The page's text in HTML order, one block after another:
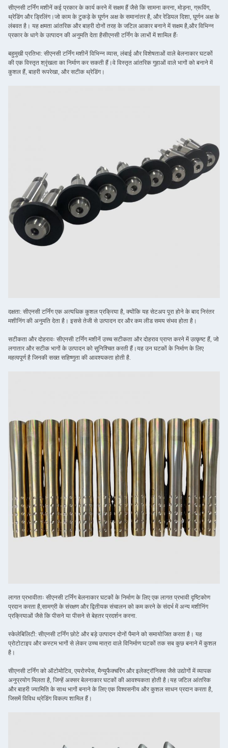
सीएनसी टर्निंग मशीनें कई प्रकार के कार्य करने में सक्षम हैं जैसे कि सामना करना, मोड़ना, ग्रूविंग,
थ्रेडिंग और ड्रिलिंग।जो काम के टुकड़े के घूर्णन अक्ष के समानांतर है, और रेडियल दिशा, घूर्णन अक्ष के
लंबवत है। यह क्षमता आंतरिक और बाहरी दोनों तरह के जटिल आकार बनाने में सक्षम है,और विभिन्न
प्रकार के धागे के उत्पादन की अनुमति देता हैसीएनसी टर्निंग के लाभों में शामिल हैंः
बहुमुखी प्रतिभा: सीएनसी टर्निंग मशीनें विभिन्न व्यास, लंबाई और विशेषताओं वाले बेलनाकार घटकों
की एक विस्तृत श्रृंखला का निर्माण कर सकती हैं।वे विस्तृत आंतरिक गुहाओं वाले भागों को बनाने में
कुशल हैं, बाहरी रूपरेखा, और सटीक थ्रेडिंग।
दक्षता: सीएनसी टर्निंग एक अत्यधिक कुशल प्रक्रिया है, क्योंकि यह सेटअप पूरा होने के बाद निरंतर
मशीनिंग की अनुमति देता है। इससे तेजी से उत्पादन दर और कम लीड समय संभव होता है।
सटीकता और दोहरावः सीएनसी टर्निंग मशीनें उच्च सटीकता और दोहराव प्राप्त करने में उत्कृष्ट हैं, जो
लगातार और सटीक भागों के उत्पादन को सुनिश्चित करती हैं।यह उन घटकों के निर्माण के लिए
महत्वपूर्ण है जिनकी सख्त सहिष्णुता की आवश्यकता होती है.
लागत प्रभावीताः सीएनसी टर्निंग बेलनाकार घटकों के निर्माण के लिए एक लागत प्रभावी दृष्टिकोण
प्रदान करता है,सामग्री के संरक्षण और द्वितीयक संचालन को कम करने के संदर्भ में अन्य मशीनिंग
प्रक्रियाओं जैसे कि पीसने या पीसने से बेहतर प्रदर्शन करना.
स्केलेबिलिटी: सीएनसी टर्निंग छोटे और बड़े उत्पादन दोनों पैमाने को समायोजित करता है। यह
प्रोटोटाइप और कस्टम भागों से लेकर उच्च मात्रा वाले विनिर्माण घटकों तक सब कुछ बनाने में कुशल
है।
सीएनसी टर्निंग को ऑटोमोटिव, एयरोस्पेस, मैन्युफैक्चरिंग और इलेक्ट्रॉनिक्स जैसे उद्योगों में व्यापक
अनुप्रयोग मिलता है, जिन्हें अक्सर बेलनाकार घटकों की आवश्यकता होती है।यह जटिल आंतरिक
और बाहरी ज्यामिति के साथ भागों बनाने के लिए एक विश्वसनीय और कुशल साधन प्रदान करता है,
जिसमें विविध थ्रेडिंग विकल्प शामिल हैं।